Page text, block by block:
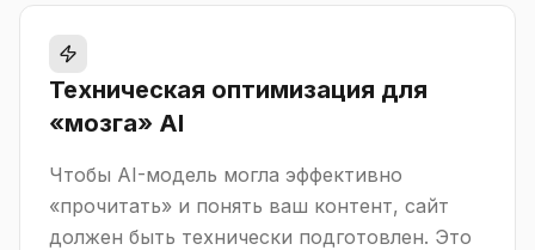
Техническая оптимизация для
«мозга» AI
Чтобы AI-модель могла эффективно
«прочитать» и понять ваш контент, сайт
должен быть технически подготовлен. Это